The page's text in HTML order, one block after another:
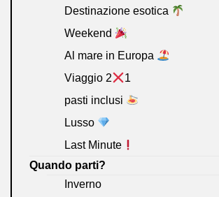
Destinazione esotica
Weekend
Al mare in Europa
Viaggio 2
1
pasti inclusi
Lusso
Last Minute
Quando parti?
Inverno